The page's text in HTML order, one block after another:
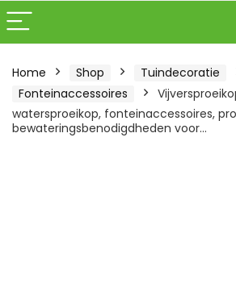
Home Shop
Tuindecoratie
Fonteinaccessoires
watersproeikop, fonteinaccessoires,
bewateringsbenodigdheden voor…